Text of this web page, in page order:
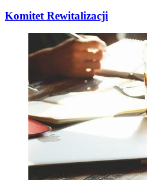
Komitet Rewitalizacji